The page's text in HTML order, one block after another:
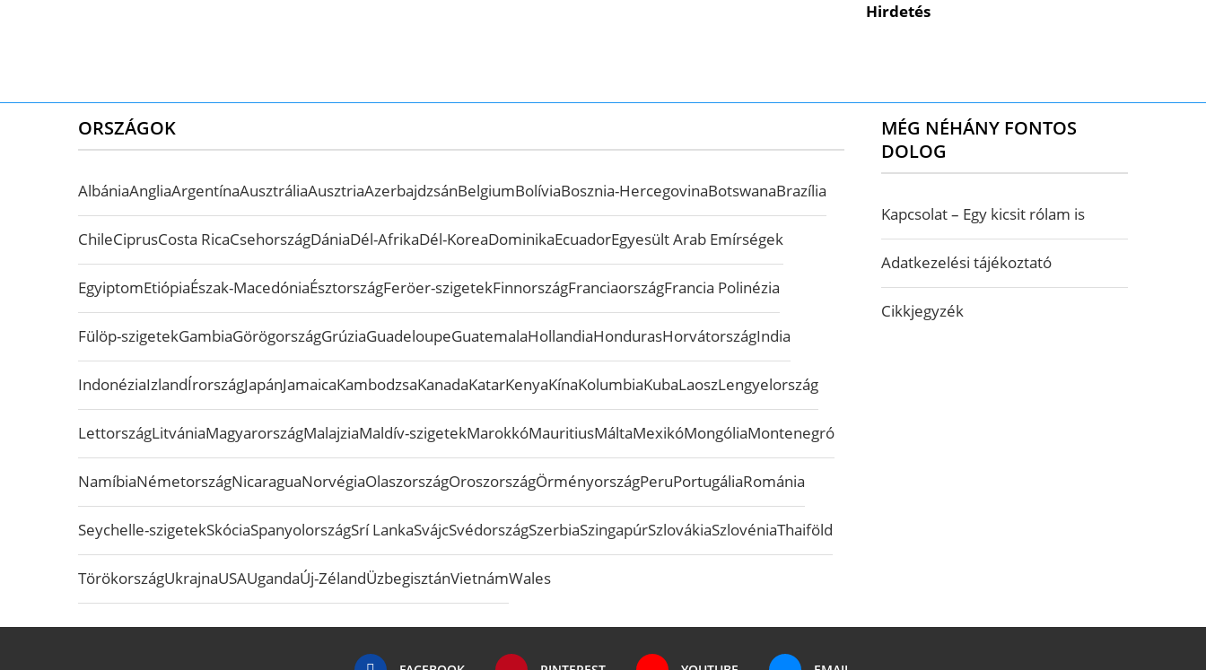
Hirdetés
ORSZÁGOK
AlbániaAngliaArgentínaAusztráliaAusztriaAzerbajdzsánBelgiumBolíviaBosznia-HercegovinaBotswanaBrazília
ChileCiprusCosta RicaCsehországDániaDél-AfrikaDél-KoreaDominikaEcuadorEgyesült Arab Emírségek
EgyiptomEtiópiaÉszak-MacedóniaÉsztországFeröer-szigetekFinnországFranciaországFrancia Polinézia
Fülöp-szigetekGambiaGörögországGrúziaGuadeloupeGuatemalaHollandiaHondurasHorvátországIndia
IndonéziaIzlandÍrországJapánJamaicaKambodzsaKanadaKatarKenyaKínaKolumbiaKubaLaoszLengyelország
LettországLitvániaMagyarországMalajziaMaldív-szigetekMarokkóMauritiusMáltaMexikóMongóliaMontenegró
NamíbiaNémetországNicaraguaNorvégiaOlaszországOroszországÖrményországPeruPortugáliaRománia
Seychelle-szigetekSkóciaSpanyolországSrí LankaSvájcSvédországSzerbiaSzingapúrSzlovákiaSzlovéniaThaiföld
TörökországUkrajnaUSAUgandaÚj-ZélandÜzbegisztánVietnámWales
MÉG NÉHÁNY FONTOS
DOLOG
Kapcsolat – Egy kicsit rólam is
Adatkezelési tájékoztató
Cikkjegyzék